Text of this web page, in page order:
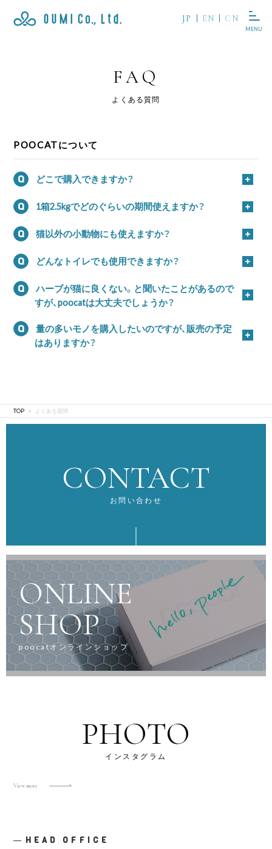
EN
JP CN
MENU
FAQ
よくある質問
POOCATについて
Q どこで購入できますか？
Q 1箱2.5kgでどのぐらいの期間使えますか？
Q 猫以外の小動物にも使えますか？
Q どんなトイレでも使用できますか？
Q
ハーブが猫に良くない。と聞いたことがあるので
すが、poocatは大丈夫でしょうか？
Q
量の多いモノを購入したいのですが、販売の予定
はありますか？
TOP よくある質問
CONTACT
お問い合わせ
ONLINE
SHOP
poocatオンラインショップ
PHOTO
インスタグラム
View more
HEAD OFFICE